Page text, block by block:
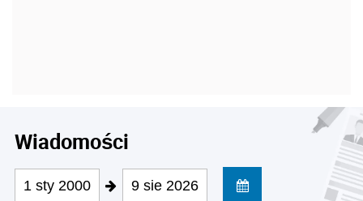
Wiadomości
1 sty 2000 9 sie 2026